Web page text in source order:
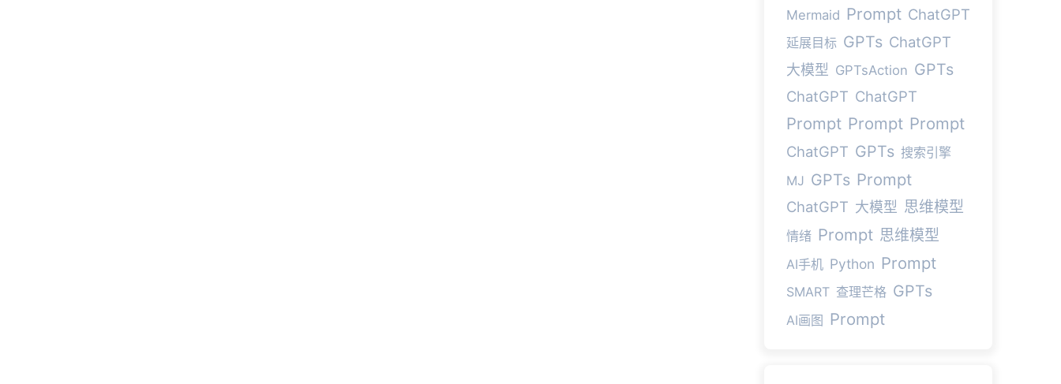
Mermaid Prompt ChatGPT
延展目标 GPTs ChatGPT
大模型 GPTsAction GPTs
ChatGPT ChatGPT
Prompt Prompt Prompt
ChatGPT GPTs 搜索引擎
MJ GPTs Prompt
ChatGPT 大模型 思维模型
情绪 Prompt 思维模型
AI手机 Python Prompt
SMART 查理芒格 GPTs
AI画图 Prompt